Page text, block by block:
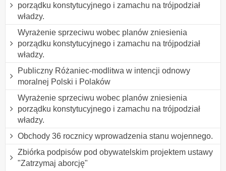
porządku konstytucyjnego i zamachu na trójpodział
władzy.
Wyrażenie sprzeciwu wobec planów zniesienia
porządku konstytucyjnego i zamachu na trójpodział
władzy.
Publiczny Różaniec-modlitwa w intencji odnowy
moralnej Polski i Polaków
Wyrażenie sprzeciwu wobec planów zniesienia
porządku konstytucyjnego i zamachu na trójpodział
władzy.
Obchody 36 rocznicy wprowadzenia stanu wojennego.
Zbiórka podpisów pod obywatelskim projektem ustawy
"Zatrzymaj aborcję"